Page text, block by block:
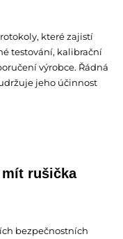
které zajistí
testování, kalibrační
výrobce. Řádná
jeho účinnost
rušička
bezpečnostních